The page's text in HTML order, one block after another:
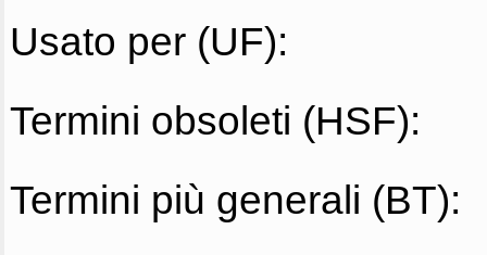
Usato per (UF):
Termini obsoleti (HSF):
Termini più generali (BT):